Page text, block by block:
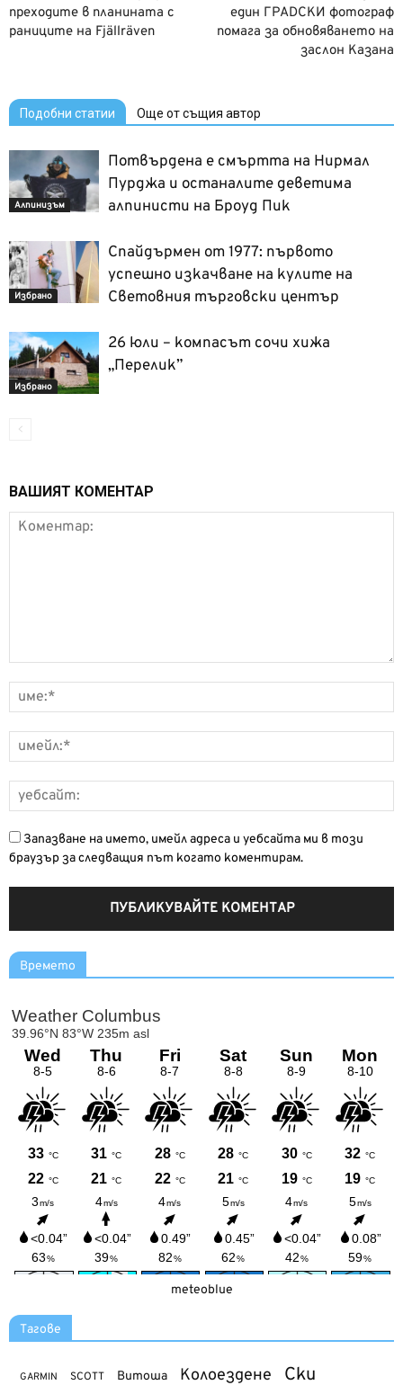
преходите в планината с
раниците на Fjällräven
един ГРАDСКИ фотограф
помага за обновяването на
заслон Казана
Подобни статии Още от същия автор
Алпинизъм
Потвърдена е смъртта на Нирмал
Пурджа и останалите деветима
алпинисти на Броуд Пик
Избрано
Спайдърмен от 1977: първото
успешно изкачване на кулите на
Световния търговски център
Избрано
26 юли – компасът сочи хижа
„Перелик”
ВАШИЯТ КОМЕНТАР
Запазване на името, имейл адреса и уебсайта ми в този
браузър за следващия път когато коментирам.
Времето
meteoblue
Тагове
GARMIN SCOTT Витоша Колоездене Ски